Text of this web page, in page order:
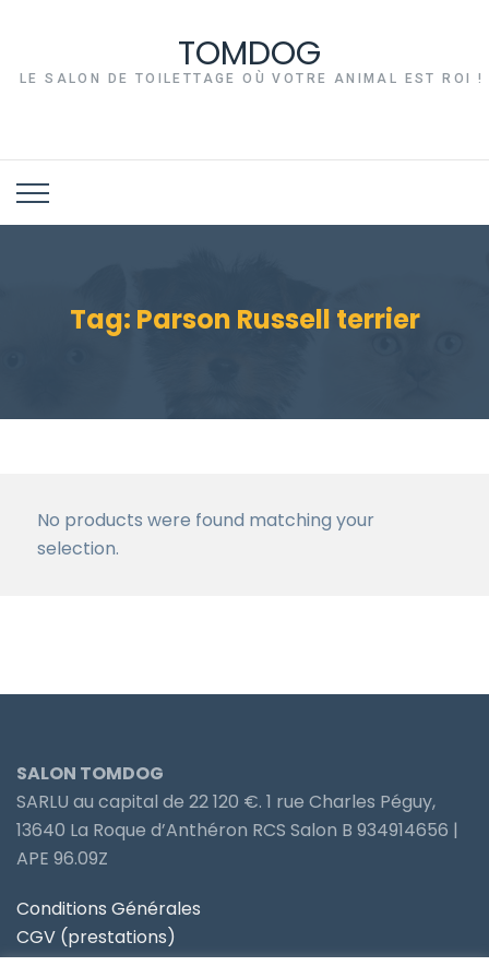
TOMDOG
LE SALON DE TOILETTAGE OÙ VOTRE ANIMAL EST ROI !
Tag: Parson Russell terrier
No products were found matching your
selection.
SALON TOMDOG
SARLU au capital de 22 120 €. 1 rue Charles Péguy,
13640 La Roque d’Anthéron RCS Salon B 934914656 |
APE 96.09Z
Conditions Générales
CGV (prestations)
Politique de confidentialité